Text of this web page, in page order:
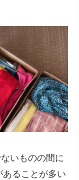
いものの間に
あることが多い